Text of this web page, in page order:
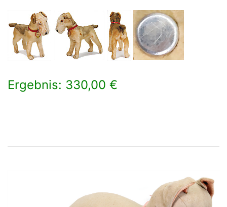
Ergebnis: 330,00 €